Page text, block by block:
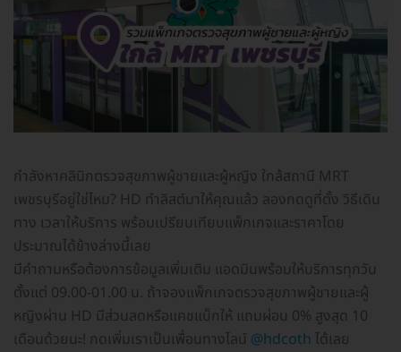
กำลังหาคลินิกตรวจสุขภาพผู้ชายและผู้หญิง ใกล้สถานี MRT
เพชรบุรีอยู่ใช่ไหม? HD ทำลิสต์มาให้คุณแล้ว ลองกดดูที่ตั้ง วิธีเดิน
ทาง เวลาให้บริการ พร้อมเปรียบเทียบแพ็กเกจและราคาโดย
ประมาณได้ข้างล่างนี้เลย
มีคำถามหรือต้องการข้อมูลเพิ่มเติม แอดมินพร้อมให้บริการทุกวัน
ตั้งแต่ 09.00-01.00 น. ถ้าจองแพ็กเกจตรวจสุขภาพผู้ชายและผู้
หญิงผ่าน HD มีส่วนลดหรือแคชแบ็กให้ แถมผ่อน 0% สูงสุด 10
เดือนด้วยนะ! กดเพิ่มเราเป็นเพื่อนทางไลน์ @hdcoth ได้เลย